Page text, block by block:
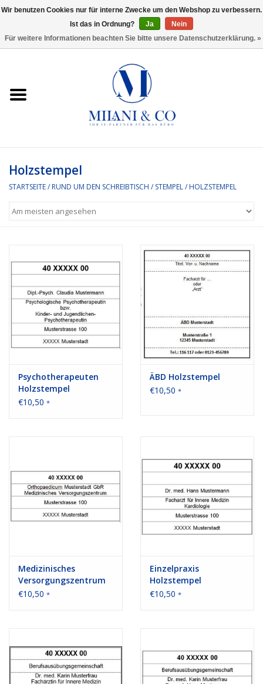
Bürobedarf
Ordnen und Registrieren
Rund um den Schreibtisch
Bürobedarf
Druckerzubehör
Marken
Holzstempel
STARTSEITE/ RUND UM DEN SCHREIBTISCH / STEMPEL/ HOLZSTEMPEL
Psychotherapeuten
Holzstempel
€10,50 *
ÄBD Holzstempel
€10,50 *
Medizinisches
Versorgungszentrum
Holzstempel
€10,50 *
Einzelpraxis
Holzstempel
€10,50 *
Wir benutzen Cookies nur für interne Zwecke um den Webshop zu verbessern.
Ist das in Ordnung?
Ja
Nein
Für weitere Informationen beachten Sie bitte unsere Datenschutzerklärung. »